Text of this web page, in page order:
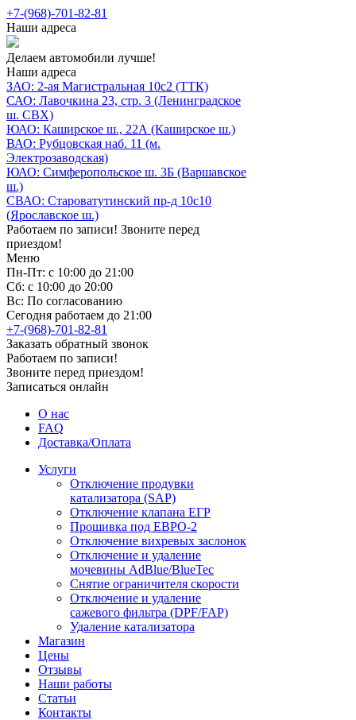
+7-(968)-701-82-81
Наши адреса
Делаем автомобили лучше!
Наши адреса
ЗАО: 2-ая Магистральная 10с2 (ТТК)
САО: Лавочкина 23, стр. 3 (Ленинградское
ш. СВХ)
ЮАО: Каширское ш., 22А (Каширское ш.)
ВАО: Рубцовская наб. 11 (м.
Электрозаводская)
ЮАО: Симферопольское ш. 3Б (Варшавское
ш.)
СВАО: Староватутинский пр-д 10с10
(Ярославское ш.)
Работаем по записи! Звоните перед
приездом!
Меню
Пн-Пт: с 10:00 до 21:00
Сб: с 10:00 до 20:00
Вс: По согласованию
Сегодня работаем до 21:00
+7-(968)-701-82-81
Заказать обратный звонок
Работаем по записи!
Звоните перед приездом!
Записаться онлайн
О нас
FAQ
Доставка/Оплата
Услуги
Отключение продувки
катализатора (SAP)
Отключение клапана ЕГР
Прошивка под ЕВРО-2
Отключение вихревых заслонок
Отключение и удаление
мочевины AdBlue/BlueTec
Снятие ограничителя скорости
Отключение и удаление
сажевого фильтра (DPF/FAP)
Удаление катализатора
Магазин
Цены
Отзывы
Наши работы
Статьи
Контакты